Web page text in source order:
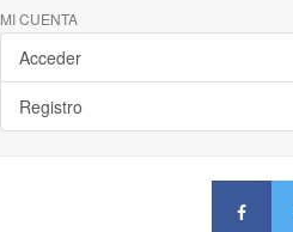
MI CUENTA
Acceder
Registro